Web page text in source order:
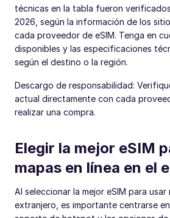
técnicas en la tabla fueron
2026, según la información de los
cada proveedor de eSIM. Tenga en
disponibles y las especificaciones
según el destino o la región.
Descargo de responsabilidad:
actual directamente con cada
realizar una compra.
Elegir la mejor eSIM
mapas en línea en el
Al seleccionar la mejor eSIM para usar
extranjero, es importante centrarse